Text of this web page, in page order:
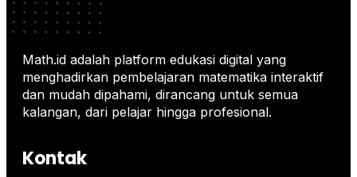
Math.id adalah platform edukasi digital yang
menghadirkan pembelajaran matematika interaktif
dan mudah dipahami, dirancang untuk semua
kalangan, dari pelajar hingga profesional.
Kontak